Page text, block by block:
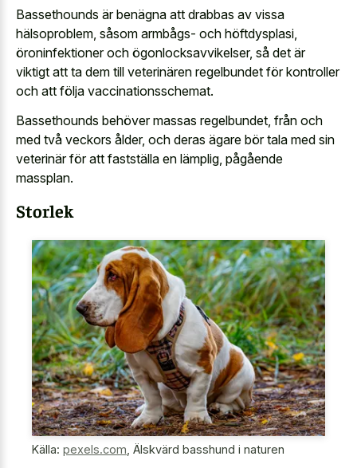
Bassethounds är benägna att drabbas av vissa
hälsoproblem, såsom armbågs- och höftdysplasi,
öroninfektioner och ögonlocksavvikelser, så det är
viktigt att ta dem till veterinären regelbundet för kontroller
och att följa vaccinationsschemat.
Bassethounds behöver massas regelbundet, från och
med två veckors ålder, och deras ägare bör tala med sin
veterinär för att fastställa en lämplig, pågående
massplan.
Storlek
Källa: pexels.com Älskvärd basshund i naturen